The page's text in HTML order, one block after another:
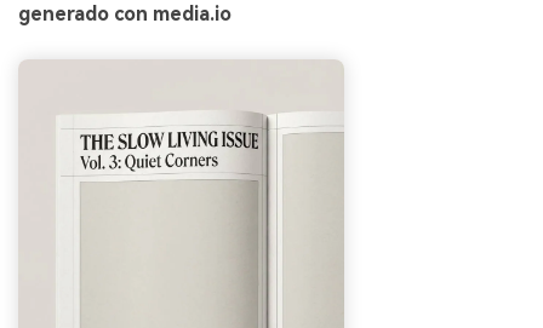
generado con media.io